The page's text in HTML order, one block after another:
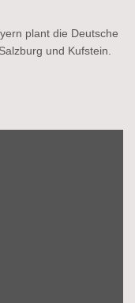
plant die Deutsche
und Kufstein.